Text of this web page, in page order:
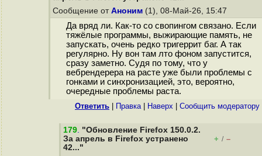
Сообщение от Аноним (1), 08-Май-26, 15:47
Да вряд ли. Как-то со свопингом связано. Если
тяжёлые программы, выжирающие память, не
запускать, очень редко тригеррит баг. А так
регулярно. Ну вон там лто фоном запустится,
сразу заметно. Судя по тому, что у
вебрендерера на расте уже были проблемы с
гонками и синхронизацией, это, вероятно,
очередные проблемы раста.
Ответить Правка| Наверх Cообщить модератору
179. "Обновление Firefox 150.0.2.
За апрель в Firefox устранено
42..."
+ / –